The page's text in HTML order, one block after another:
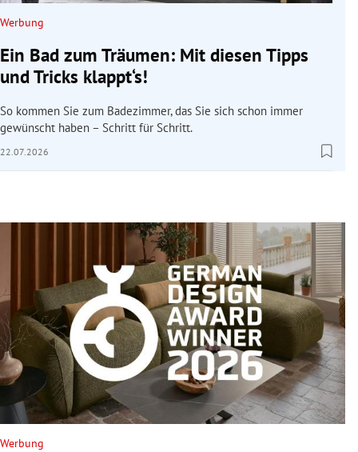
Werbung
Ein Bad zum Träumen: Mit diesen Tipps
und Tricks klappt‘s!
So kommen Sie zum Badezimmer, das Sie sich schon immer
gewünscht haben – Schritt für Schritt.
22.07.2026
Werbung